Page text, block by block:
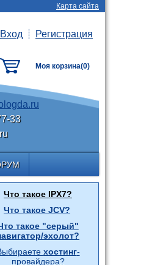
Карта сайта
33
Вход Регистрация
Моя корзина(0)
Что такое IPX7?
Что такое JCV?
такое "серый"
эхолот?
хостинг-
провайдера?